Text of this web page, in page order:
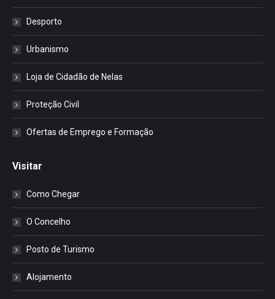
Desporto
Urbanismo
Loja de Cidadão de Nelas
Proteção Civil
Ofertas de Emprego e Formação
Visitar
Como Chegar
O Concelho
Posto de Turismo
Alojamento